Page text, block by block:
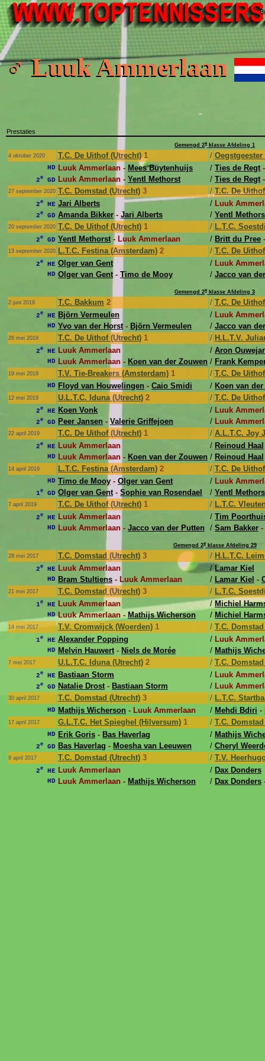
♂ Luuk Ammerlaan
Prestaties
Gemengd 2e klasse Afdeling 1
4 oktober 2020
T.C. De Uithof (Utrecht)1 / Oegstgeester
HD Luuk Ammerlaan - Mees Buytenhuijs / Ties de Regt
2e GD Luuk Ammerlaan - Yentl Methorst / Ties de Regt
27 september 2020 T.C. Domstad (Utrecht) 3 / T.C. De
2e HE Jari Alberts / Luuk
2e GD Amanda Bikker - Jari Alberts / Yentl
20 september 2020 T.C. De Uithof (Utrecht) 1 / L.T.C.
2e GD Yentl Methorst- Luuk Ammerlaan / Britt du Pree
13 september 2020 L.T.C. Festina (Amsterdam) 2 / T.C. De
2e HE Olger van Gent / Luuk
HD Olger van Gent- Timo de Mooy / Jacco van
Gemengd 2e klasse Afdeling 3
2 juni 2019
T.C. Bakkum 2 / T.C. De
2e HE Björn Vermeulen / Luuk
HD Yvo van der Horst- Björn Vermeulen / Jacco van
26 mei 2019 T.C. De Uithof (Utrecht) 1 / H.L.T.V.
2e HE Luuk Ammerlaan / Aron
HD Luuk Ammerlaan - Koen van der Zouwen / Frank
19 mei 2019 T.V. Tie-Breakers (Amsterdam) 1 / T.C. De
HD Floyd van Houwelingen - Caio Smidi / Koen van
12 mei 2019 U.L.T.C. Iduna (Utrecht) 2 / T.C. De
2e HE Koen Vonk / Luuk
2e GD Peer Jansen - Valerie Griffejoen / Luuk
22 april 2019 T.C. De Uithof (Utrecht) 1 / A.L.T.C. Joy
2e HE Luuk Ammerlaan / Reinoud Haal
HD Luuk Ammerlaan - Koen van der Zouwen / Reinoud Haal
14 april 2019 L.T.C. Festina (Amsterdam) 2 / T.C. De
HD Timo de Mooy - Olger van Gent / Luuk
1e GD Olger van Gent- Sophie van Rosendael / Yentl
7 april 2019 T.C. De Uithof (Utrecht) 1 / L.T.C.
2e HE Luuk Ammerlaan / Tim
HD Luuk Ammerlaan - Jacco van der Putten / Sam Bakker -
Gemengd 2eklasse Afdeling 29
28 mei 2017
T.C. Domstad (Utrecht) 3 / H.L.T.C.
2e HE Luuk Ammerlaan / Lamar Kiel
HD Bram Stultiens - Luuk Ammerlaan / Lamar Kiel -
21 mei 2017 T.C. Domstad (Utrecht) 3 / L.T.C.
1e HE Luuk Ammerlaan / Michiel
HD Luuk Ammerlaan - Mathijs Wicherson / Michiel
14 mei 2017 T.V. Cromwijck (Woerden) 1 / T.C.
1e HE Alexander Popping / Luuk
HD Melvin Hauwert- Niels de Morée / Mathijs
7 mei 2017 U.L.T.C. Iduna (Utrecht) 2 / T.C.
2e HE Bastiaan Storm / Luuk
2e GD Natalie Drost- Bastiaan Storm / Luuk
30 april 2017 T.C. Domstad (Utrecht) 3 / L.T.C.
HD Mathijs Wicherson - Luuk Ammerlaan / Mehdi Bdiri -
17 april 2017 G.L.T.C. Het Spieghel (Hilversum) 1 / T.C.
HD Erik Goris - Bas Haverlag / Mathijs
2e GD Bas Haverlag - Moesha van Leeuwen / Cheryl
9 april 2017 T.C. Domstad (Utrecht) 3 / T.V.
2e HE Luuk Ammerlaan / Dax Donders
HD Luuk Ammerlaan - Mathijs Wicherson / Dax Donders